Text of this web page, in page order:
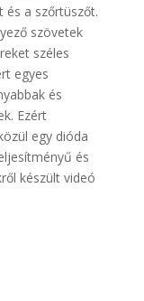
és a szőrtüszőt.
szövetek
széles
egyes
és
Ezért
egy dióda
és
készült videó